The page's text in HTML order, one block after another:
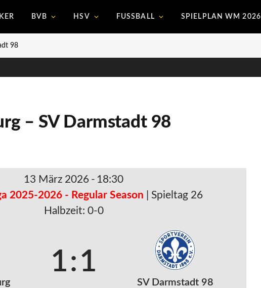
BVB HSV FUSSBALL SPIELPLAN WM 2026
98
– SV Darmstadt 98
13 März 2026 - 18:30
2025-2026 - Regular Season
| Spieltag 26
Halbzeit: 0-0
1:1
SV Darmstadt 98